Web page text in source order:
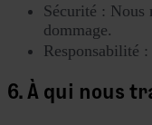
Sécurité : Nous
dommage.
Responsabilité
6. À qui nous